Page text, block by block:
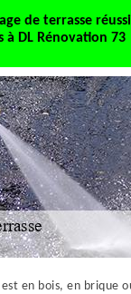
de terrasse
à DL Rénovation 73
en bois, en brique